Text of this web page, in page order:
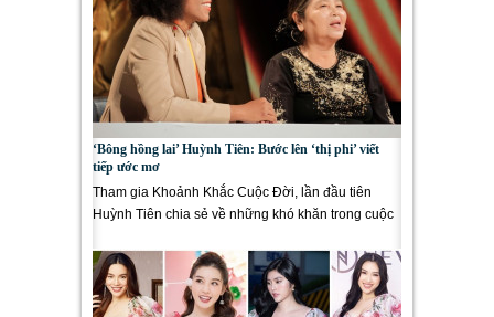
‘Bông hồng lai’ Huỳnh Tiên: Bước lên ‘thị phi’ viết
tiếp ước mơ
Tham gia Khoảnh Khắc Cuộc Đời, lần đầu tiên
Huỳnh Tiên chia sẻ về những khó khăn trong cuộc